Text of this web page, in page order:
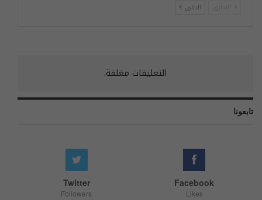
التالي
التعليقات مغلقة.
تابعونا
Facebook
Likes
Twitter
Followers